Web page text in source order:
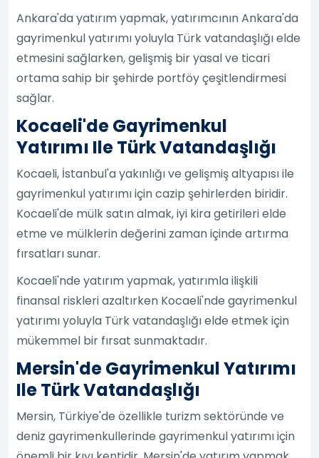
Ankara'da yatırım yapmak, yatırımcının Ankara'da
gayrimenkul yatırımı yoluyla Türk vatandaşlığı elde
etmesini sağlarken, gelişmiş bir yasal ve ticari
ortama sahip bir şehirde portföy çeşitlendirmesi
sağlar.
Kocaeli'de Gayrimenkul
Yatırımı Ile Türk Vatandaşlığı
Kocaeli, İstanbul'a yakınlığı ve gelişmiş altyapısı ile
gayrimenkul yatırımı için cazip şehirlerden biridir.
Kocaeli'de mülk satın almak, iyi kira getirileri elde
etme ve mülklerin değerini zaman içinde artırma
fırsatları sunar.
Kocaeli'nde yatırım yapmak, yatırımla ilişkili
finansal riskleri azaltırken Kocaeli'nde gayrimenkul
yatırımı yoluyla Türk vatandaşlığı elde etmek için
mükemmel bir fırsat sunmaktadır.
Mersin'de Gayrimenkul Yatırımı
Ile Türk Vatandaşlığı
Mersin, Türkiye'de özellikle turizm sektöründe ve
deniz gayrimenkullerinde gayrimenkul yatırımı için